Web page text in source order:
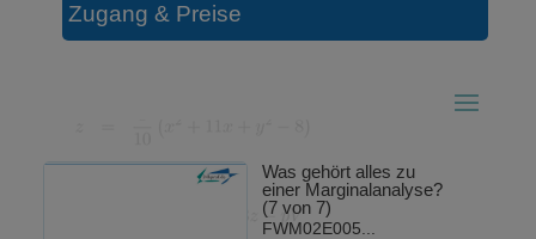
Zugang & Preise
Was gehört alles zu
einer Marginalanalyse?
(7 von 7)
FWM02E005...